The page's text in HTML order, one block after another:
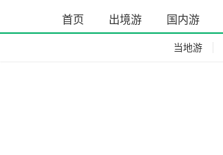
首页 出境游 国内游
当地游